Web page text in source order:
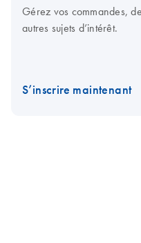
Gérez vos commandes,
autres sujets d’intérêt.
S’inscrire maintenant